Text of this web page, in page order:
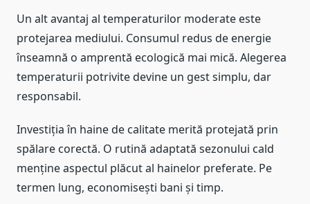
Un alt avantaj al temperaturilor moderate este
protejarea mediului. Consumul redus de energie
înseamnă o amprentă ecologică mai mică. Alegerea
temperaturii potrivite devine un gest simplu, dar
responsabil.
Investiția în haine de calitate merită protejată prin
spălare corectă. O rutină adaptată sezonului cald
menține aspectul plăcut al hainelor preferate. Pe
termen lung, economisești bani și timp.